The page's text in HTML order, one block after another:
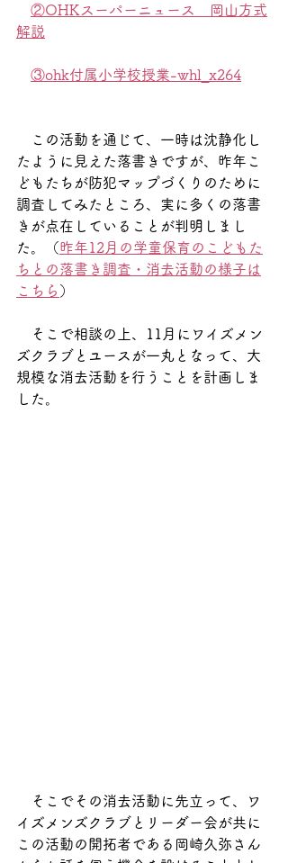
②OHKスーパーニュース　岡山方式
解説
③ohk付属小学校授業-whl_x264
この活動を通じて、一時は沈静化し
たように見えた落書きですが、昨年こ
どもたちが防犯マップづくりのために
調査してみたところ、実に多くの落書
きが点在していることが判明しまし
た。（昨年12月の学童保育のこどもた
ちとの落書き調査・消去活動の様子は
こちら ）
そこで相談の上、11月にワイズメン
ズクラブとユースが一丸となって、大
規模な消去活動を行うことを計画しま
した。
そこでその消去活動に先立って、ワ
イズメンズクラブとリーダー会が共に
この活動の開拓者である岡崎久弥さん